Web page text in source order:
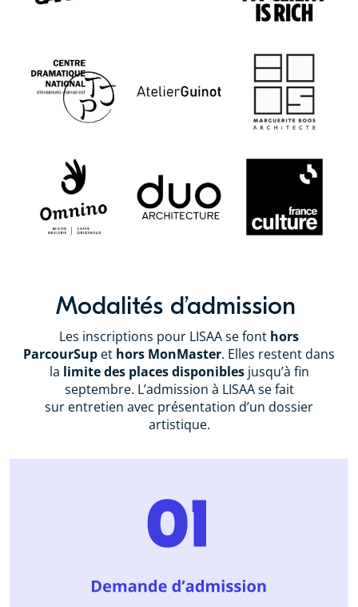
Modalités d’admission
Les inscriptions pour LISAA se font hors
ParcourSup et hors MonMaster. Elles restent dans
la limite des places disponiblesjusqu’à fin
septembre. L’admission à LISAA se fait
sur entretien avec présentation d’un dossier
artistique.